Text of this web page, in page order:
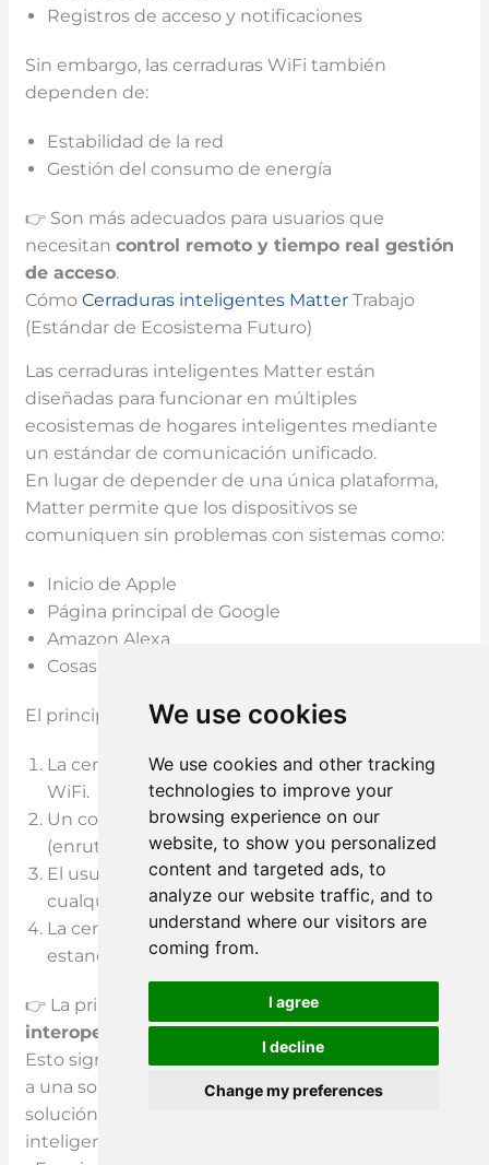
We use cookies
We use cookies and other tracking
technologies to improve your
browsing experience on our
website, to show you personalized
content and targeted ads, to
analyze our website traffic, and to
understand where our visitors are
coming from.
I agree
I decline
Change my preferences
Registros de acceso y notificaciones
Sin embargo, las cerraduras WiFi también
dependen de:
Estabilidad de la red
Gestión del consumo de energía
👉 Son más adecuados para usuarios que
necesitancontrol remoto ytiempo real gestión
de acceso.
CómoCerraduras inteligentes Matter Trabajo
(Estándar de Ecosistema Futuro)
Las cerraduras inteligentes Matter están
diseñadas para funcionar en múltiples
ecosistemas de hogares inteligentes mediante
un estándar de comunicación unificado.
En lugar de depender de una única plataforma,
Matter permite que los dispositivos se
comuniquen sin problemas con sistemas como:
Inicio de Apple
Página principal de Google
Amazon Alexa
Cosas inteligentes
El principio de funcionamiento incluye:
La cerradura se conecta mediante Thread o
WiFi.
Un concentrador doméstico inteligente
(enrutador de borde) gestiona la comunicación.
El usuario envía comandos a través de
cualquier ecosistema compatible.
La cerradura recibe instrucciones
estandarizadas y las ejecuta.
👉 La principal ventaja de la materia es
interoperabilidad.
Esto significa que los usuarios no están limitados
a una sola plataforma, lo que la convierte en una
solución preparada para el futuro para hogares
inteligentes y proyectos avanzados.